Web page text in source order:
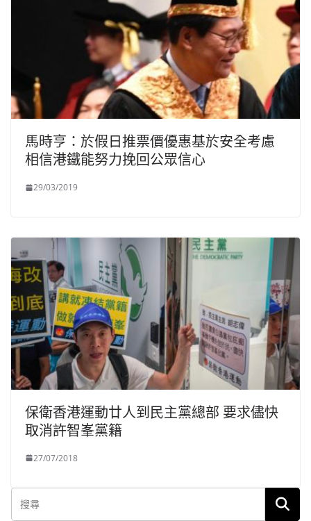
馬時亨：於假日推票價優惠基於安全考慮
相信港鐵能努力挽回公眾信心
29/03/2019
保衛香港運動廿人到民主黨總部 要求儘快
取消許智峯黨籍
27/07/2018